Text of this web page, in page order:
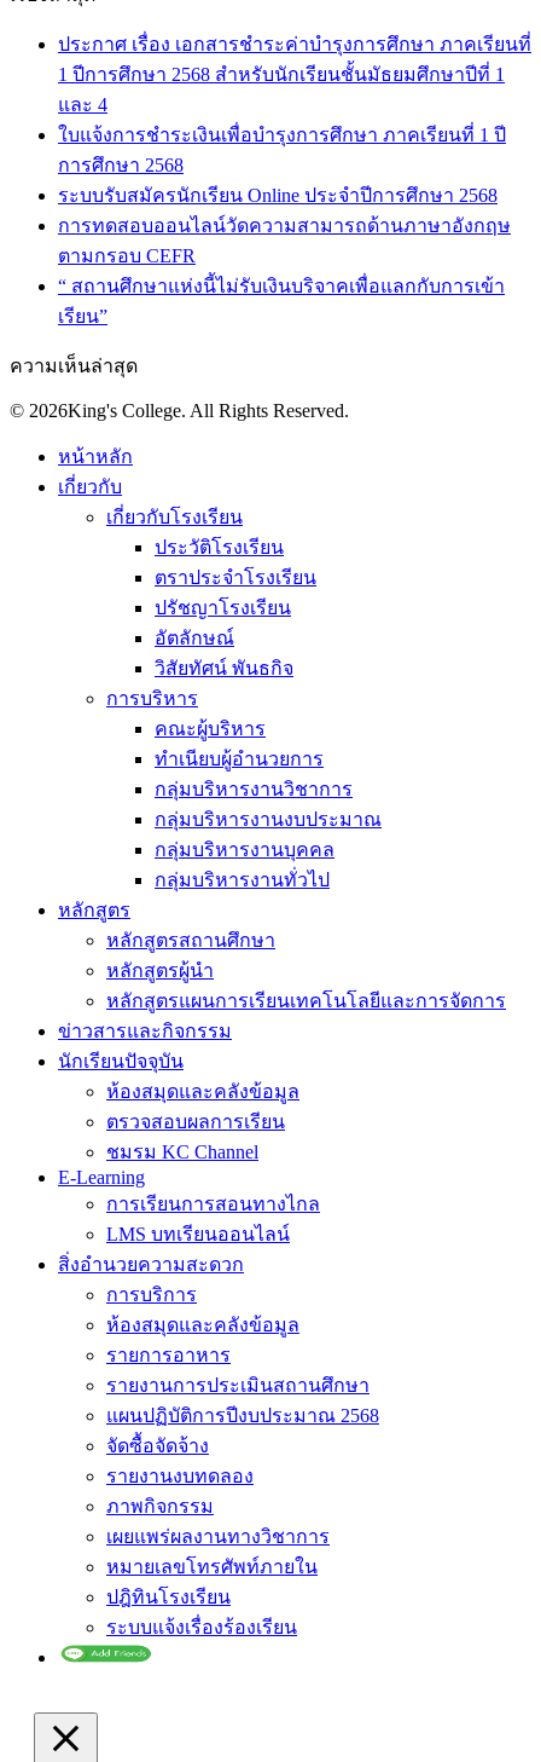
ประกาศ เรื่อง เอกสารชำระค่าบำรุงการศึกษา ภาคเรียนที่
1 ปีการศึกษา 2568 สำหรับนักเรียนชั้นมัธยมศึกษาปีที่ 1
และ 4
ใบแจ้งการชำระเงินเพื่อบำรุงการศึกษา ภาคเรียนที่ 1 ปี
การศึกษา 2568
ระบบรับสมัครนักเรียน Online ประจำปีการศึกษา 2568
การทดสอบออนไลน์วัดความสามารถด้านภาษาอังกฤษ
ตามกรอบ CEFR
“ สถานศึกษาแห่งนี้ไม่รับเงินบริจาคเพื่อแลกกับการเข้า
เรียน”
ความเห็นล่าสุด
© 2026King's College. All Rights Reserved.
หน้าหลัก
เกี่ยวกับ
เกี่ยวกับโรงเรียน
ประวัติโรงเรียน
ตราประจำโรงเรียน
ปรัชญาโรงเรียน
อัตลักษณ์
วิสัยทัศน์ พันธกิจ
การบริหาร
คณะผู้บริหาร
ทำเนียบผู้อำนวยการ
กลุ่มบริหารงานวิชาการ
กลุ่มบริหารงานงบประมาณ
กลุ่มบริหารงานบุคคล
กลุ่มบริหารงานทั่วไป
หลักสูตร
หลักสูตรสถานศึกษา
หลักสูตรผู้นำ
หลักสูตรแผนการเรียนเทคโนโลยีและการจัดการ
ข่าวสารและกิจกรรม
นักเรียนปัจจุบัน
ห้องสมุดและคลังข้อมูล
ตรวจสอบผลการเรียน
ชมรม KC Channel
E-Learning
การเรียนการสอนทางไกล
LMS บทเรียนออนไลน์
สิ่งอำนวยความสะดวก
การบริการ
ห้องสมุดและคลังข้อมูล
รายการอาหาร
รายงานการประเมินสถานศึกษา
แผนปฏิบัติการปีงบประมาณ 2568
จัดซื้อจัดจ้าง
รายงานงบทดลอง
ภาพกิจกรรม
เผยแพร่ผลงานทางวิชาการ
หมายเลขโทรศัพท์ภายใน
ปฎิทินโรงเรียน
ระบบแจ้งเรื่องร้องเรียน